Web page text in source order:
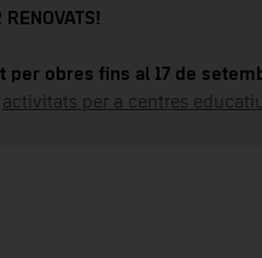
RENOVATS!
per obres fins al 17 de
activitats per a centres